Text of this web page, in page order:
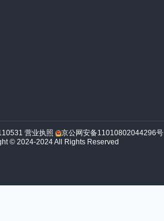
营业执照 京公网安备11010802044296号
© 2024-2024 All Rights Reserved